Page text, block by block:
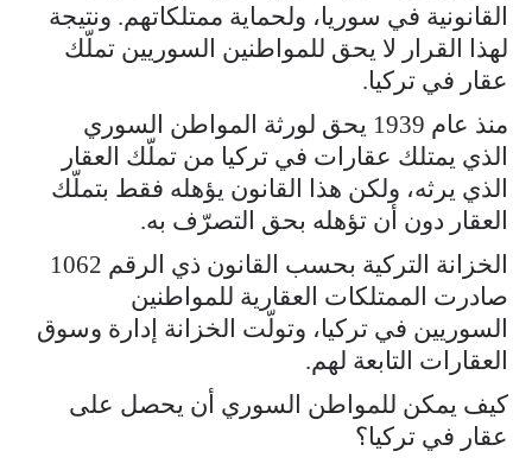
القانونية في سوريا، ولحماية ممتلكاتهم. ونتيجة
لهذا القرار لا يحق للمواطنين السوريين تملّك
عقار في تركيا.
منذ عام 1939 يحق لورثة المواطن السوري
الذي يمتلك عقارات في تركيا من تملّك العقار
الذي يرثه، ولكن هذا القانون يؤهله فقط بتملّك
العقار دون أن تؤهله بحق التصرّف به.
الخزانة التركية بحسب القانون ذي الرقم 1062
صادرت الممتلكات العقارية للمواطنين
السوريين في تركيا، وتولّت الخزانة إدارة وسوق
العقارات التابعة لهم.
كيف يمكن للمواطن السوري أن يحصل على
عقار في تركيا؟